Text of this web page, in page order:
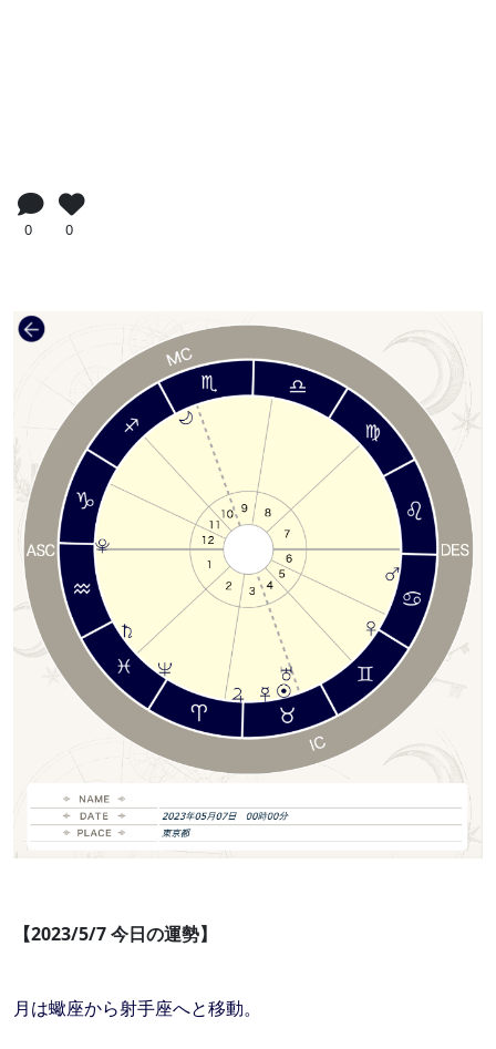
0 0
【2023/5/7 今日の運勢】
月は蠍座から射手座へと移動。